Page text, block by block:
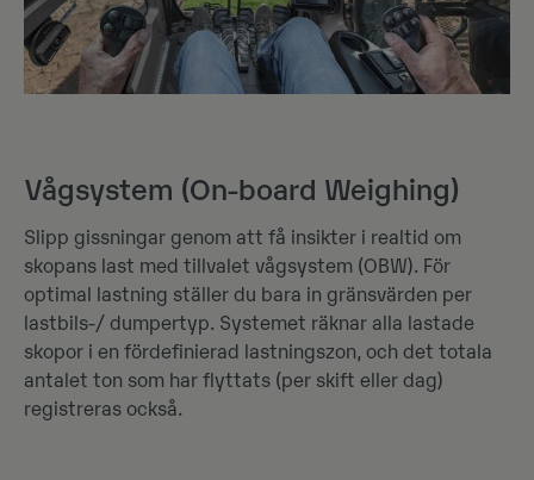
Vågsystem (On-board Weighing)
Slipp gissningar genom att få insikter i realtid om
skopans last med tillvalet vågsystem (OBW). För
optimal lastning ställer du bara in gränsvärden per
lastbils-/ dumpertyp. Systemet räknar alla lastade
skopor i en fördefinierad lastningszon, och det totala
antalet ton som har flyttats (per skift eller dag)
registreras också.